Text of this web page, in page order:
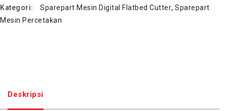
Kategori:
Sparepart Mesin Digital Flatbed Cutter, Sparepart
Mesin Percetakan
Deskripsi